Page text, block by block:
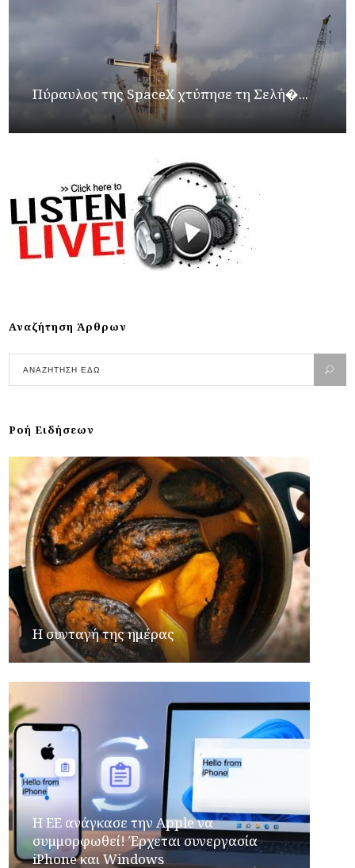
Πύραυλος της SpaceX χτύπησε τη Σελή�...
Αναζήτηση Άρθρων
Ροή Ειδήσεων
Η συνταγή της ημέρας
H ΕΕ ανάγκασε την Apple να
συμμορφωθεί! Έρχεται συνεργασία
iPhone και Windows